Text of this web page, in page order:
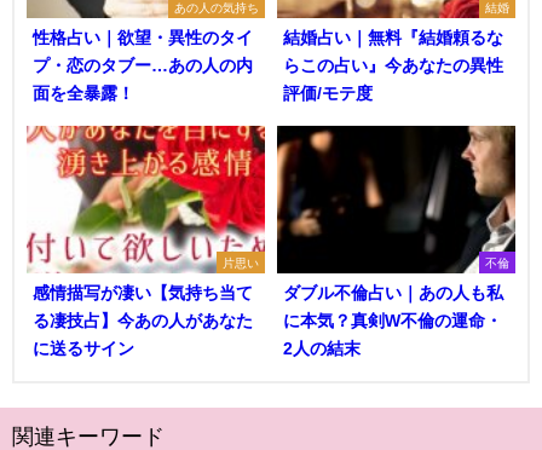
あの人の気持ち
性格占い｜欲望・異性のタイ
プ・恋のタブー…あの人の内
面を全暴露！
結婚
結婚占い｜無料『結婚頼るな
らこの占い』今あなたの異性
評価/モテ度
片思い
感情描写が凄い【気持ち当て
る凄技占】今あの人があなた
に送るサイン
不倫
ダブル不倫占い｜あの人も私
に本気？真剣W不倫の運命・
2人の結末
関連キーワード